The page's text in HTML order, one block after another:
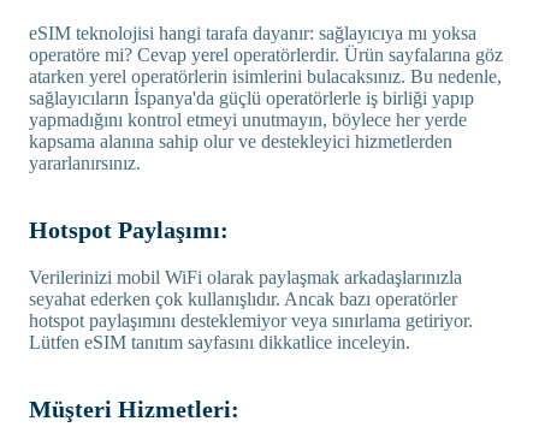
eSIM teknolojisi hangi tarafa dayanır: sağlayıcıya mı yoksa
operatöre mi? Cevap yerel operatörlerdir. Ürün sayfalarına göz
atarken yerel operatörlerin isimlerini bulacaksınız. Bu nedenle,
sağlayıcıların İspanya'da güçlü operatörlerle iş birliği yapıp
yapmadığını kontrol etmeyi unutmayın, böylece her yerde
kapsama alanına sahip olur ve destekleyici hizmetlerden
yararlanırsınız.
Hotspot Paylaşımı:
Verilerinizi mobil WiFi olarak paylaşmak arkadaşlarınızla
seyahat ederken çok kullanışlıdır. Ancak bazı operatörler
hotspot paylaşımını desteklemiyor veya sınırlama getiriyor.
Lütfen eSIM tanıtım sayfasını dikkatlice inceleyin.
Müşteri Hizmetleri: